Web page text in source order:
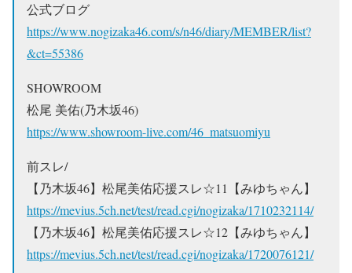
公式ブログ
https://www.nogizaka46.com/s/n46/diary/MEMBER/list?
&ct=55386
SHOWROOM
松尾 美佑(乃木坂46)
https://www.showroom-live.com/46_matsuomiyu
前スレ/
【乃木坂46】松尾美佑応援スレ☆11【みゆちゃん】
https://mevius.5ch.net/test/read.cgi/nogizaka/1710232114/
【乃木坂46】松尾美佑応援スレ☆12【みゆちゃん】
https://mevius.5ch.net/test/read.cgi/nogizaka/1720076121/